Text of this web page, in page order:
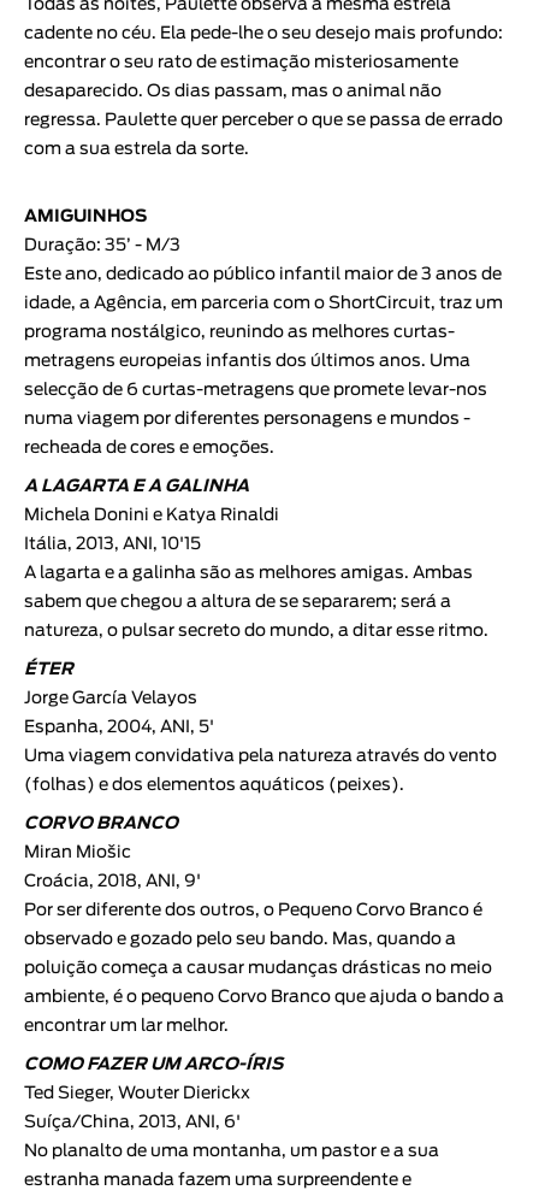
Todas as noites, Paulette observa a mesma estrela
cadente no céu. Ela pede-lhe o seu desejo mais profundo:
encontrar o seu rato de estimação misteriosamente
desaparecido. Os dias passam, mas o animal não
regressa. Paulette quer perceber o que se passa de errado
com a sua estrela da sorte.
AMIGUINHOS
Duração: 35’ - M/3
Este ano, dedicado ao público infantil maior de 3 anos de
idade, a Agência, em parceria com o ShortCircuit, traz um
programa nostálgico, reunindo as melhores curtas-
metragens europeias infantis dos últimos anos. Uma
selecção de 6 curtas-metragens que promete levar-nos
numa viagem por diferentes personagens e mundos -
recheada de cores e emoções.
A LAGARTA E A GALINHA
Michela Donini e Katya Rinaldi
Itália, 2013, ANI, 10'15
A lagarta e a galinha são as melhores amigas. Ambas
sabem que chegou a altura de se separarem; será a
natureza, o pulsar secreto do mundo, a ditar esse ritmo.
ÉTER
Jorge García Velayos
Espanha, 2004, ANI, 5'
Uma viagem convidativa pela natureza através do vento
(folhas) e dos elementos aquáticos (peixes).
CORVO BRANCO
Miran Miošic
Croácia, 2018, ANI, 9'
Por ser diferente dos outros, o Pequeno Corvo Branco é
observado e gozado pelo seu bando. Mas, quando a
poluição começa a causar mudanças drásticas no meio
ambiente, é o pequeno Corvo Branco que ajuda o bando a
encontrar um lar melhor.
COMO FAZER UM ARCO-ÍRIS
Ted Sieger, Wouter Dierickx
Suíça/China, 2013, ANI, 6'
No planalto de uma montanha, um pastor e a sua
estranha manada fazem uma surpreendente e